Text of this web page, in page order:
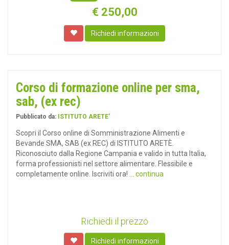
€ 250,00
Richiedi informazioni
Corso di formazione online per sma,
sab, (ex rec)
Pubblicato da: ISTITUTO ARETE'
Scopri il Corso online di Somministrazione Alimenti e
Bevande SMA, SAB (ex REC) di ISTITUTO ARETÈ.
Riconosciuto dalla Regione Campania e valido in tutta Italia,
forma professionisti nel settore alimentare. Flessibile e
completamente online. Iscriviti ora!
... continua
Richiedi il prezzo
Richiedi informazioni